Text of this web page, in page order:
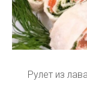
Рулет из